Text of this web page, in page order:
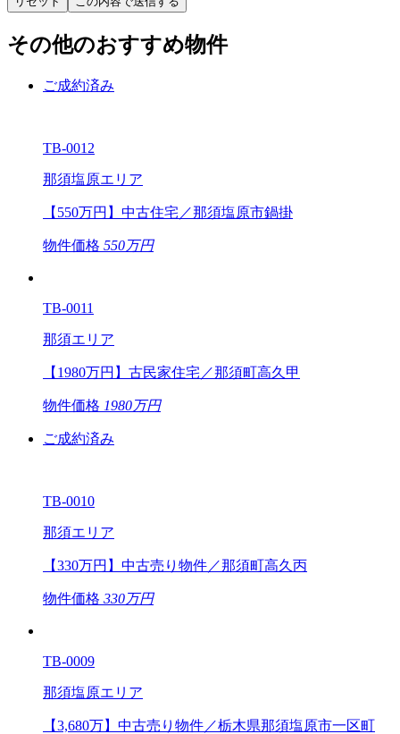
その他のおすすめ物件
ご成約済み
TB-0012
那須塩原エリア
【550万円】中古住宅／那須塩原市鍋掛
物件価格 550万円
TB-0011
那須エリア
【1980万円】古民家住宅／那須町高久甲
物件価格 1980万円
ご成約済み
TB-0010
那須エリア
【330万円】中古売り物件／那須町高久丙
物件価格 330万円
TB-0009
那須塩原エリア
【3,680万】中古売り物件／栃木県那須塩原市一区町